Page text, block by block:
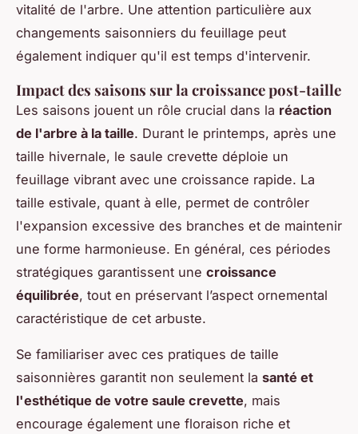
vitalité de l'arbre. Une attention particulière aux
changements saisonniers du feuillage peut
également indiquer qu'il est temps d'intervenir.
Impact des saisons sur la croissance post-taille
Les saisons jouent un rôle crucial dans la réaction
de l'arbre à la taille. Durant le printemps, après une
taille hivernale, le saule crevette déploie un
feuillage vibrant avec une croissance rapide. La
taille estivale, quant à elle, permet de contrôler
l'expansion excessive des branches et de maintenir
une forme harmonieuse. En général, ces périodes
stratégiques garantissent une croissance
équilibrée, tout en préservant l’aspect ornemental
caractéristique de cet arbuste.
Se familiariser avec ces pratiques de taille
saisonnières garantit non seulement la santé et
l'esthétique de votre saule crevette, mais
encourage également une floraison riche et